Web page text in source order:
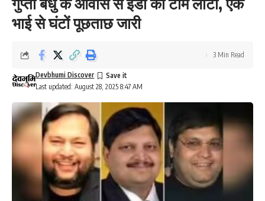
भाई से घंटों पूछताछ जारी
Last updated: August 28, 2025 8:47 AM
Devbhumi Discover
3 Min Read